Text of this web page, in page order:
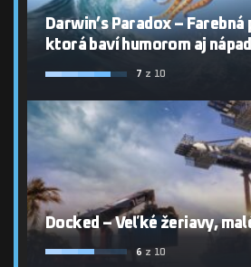
Darwin’s Paradox –
ktorá baví humorom aj
7 z 10
Docked – Veľké žeriavy,
6 z 10